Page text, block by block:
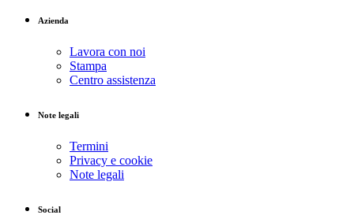
Azienda
Lavora con noi
Stampa
Centro assistenza
Note legali
Termini
Privacy e cookie
Note legali
Social